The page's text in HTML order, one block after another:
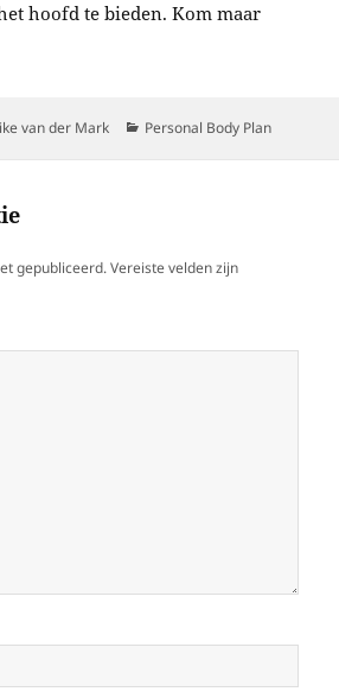
hoofd te bieden. Kom maar
van der Mark Categorieën
Personal Body Plan
gepubliceerd. Vereiste velden zijn